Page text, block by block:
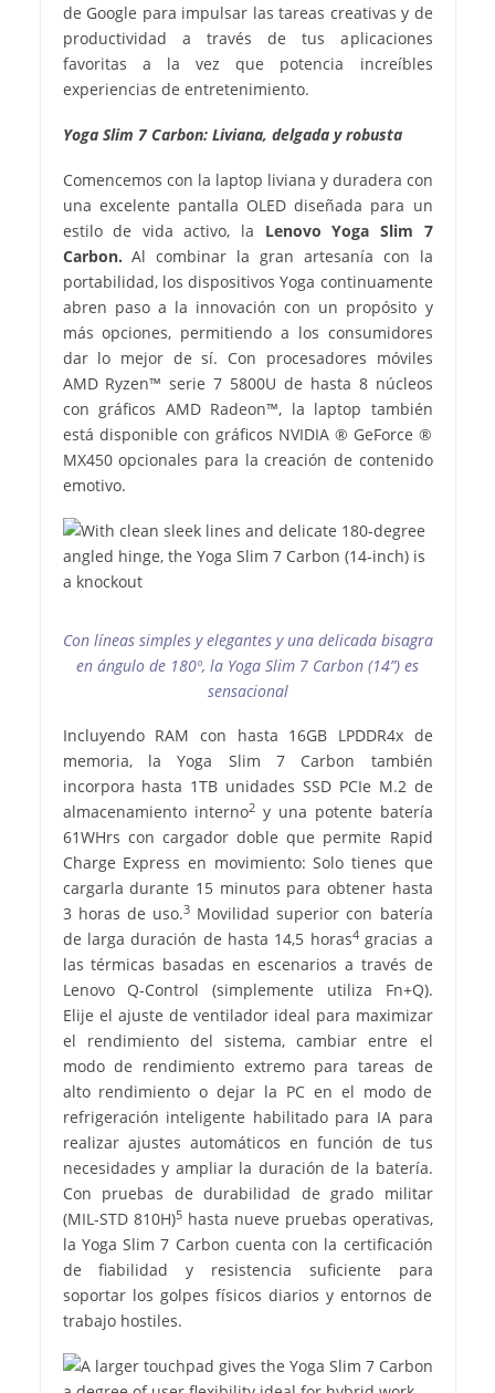
de Google para impulsar las tareas creativas y de
productividad a través de tus aplicaciones
favoritas a la vez que potencia increíbles
experiencias de entretenimiento.
Yoga Slim 7 Carbon: Liviana, delgada y robusta
Comencemos con la laptop liviana y duradera con
una excelente pantalla OLED diseñada para un
estilo de vida activo, la Lenovo Yoga Slim 7
Carbon.Al combinar la gran artesanía con la
portabilidad, los dispositivos Yoga continuamente
abren paso a la innovación con un propósito y
más opciones, permitiendo a los consumidores
dar lo mejor de sí. Con procesadores móviles
AMD Ryzen™ serie 7 5800U de hasta 8 núcleos
con gráficos AMD Radeon™, la laptop también
está disponible con gráficos NVIDIA ® GeForce ®
MX450 opcionales para la creación de contenido
emotivo.
Con líneas simples y elegantes y una delicada bisagra
en ángulo de 180º, la Yoga Slim 7 Carbon (14”) es
sensacional
Incluyendo RAM con hasta 16GB LPDDR4x de
memoria, la Yoga Slim 7 Carbon también
incorpora hasta 1TB unidades SSD PCIe M.2 de
almacenamiento interno2y una potente batería
61WHrs con cargador doble que permite Rapid
Charge Express en movimiento: Solo tienes que
cargarla durante 15 minutos para obtener hasta
3 horas de uso.3Movilidad superior con batería
de larga duración de hasta 14,5 horas4gracias a
las térmicas basadas en escenarios a través de
Lenovo Q-Control (simplemente utiliza Fn+Q).
Elije el ajuste de ventilador ideal para maximizar
el rendimiento del sistema, cambiar entre el
modo de rendimiento extremo para tareas de
alto rendimiento o dejar la PC en el modo de
refrigeración inteligente habilitado para IA para
realizar ajustes automáticos en función de tus
necesidades y ampliar la duración de la batería.
Con pruebas de durabilidad de grado militar
(MIL-STD 810H)5hasta nueve pruebas operativas,
la Yoga Slim 7 Carbon cuenta con la certificación
de fiabilidad y resistencia suficiente para
soportar los golpes físicos diarios y entornos de
trabajo hostiles.